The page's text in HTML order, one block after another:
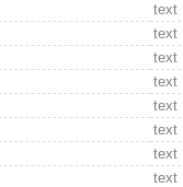
text
text
text
text
text
text
text
text